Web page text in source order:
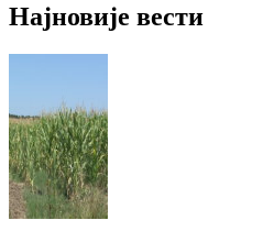
Најновије вести